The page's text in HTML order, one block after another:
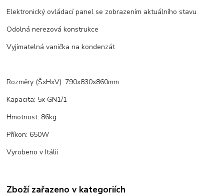
Elektronický ovládací panel se zobrazením aktuálního stavu
Odolná nerezová konstrukce
Vyjímatelná vanička na kondenzát
Rozměry (ŠxHxV): 790x830x860mm
Kapacita: 5x GN1/1
Hmotnost: 86kg
Příkon: 650W
Vyrobeno v Itálii
Zboží zařazeno v kategoriích